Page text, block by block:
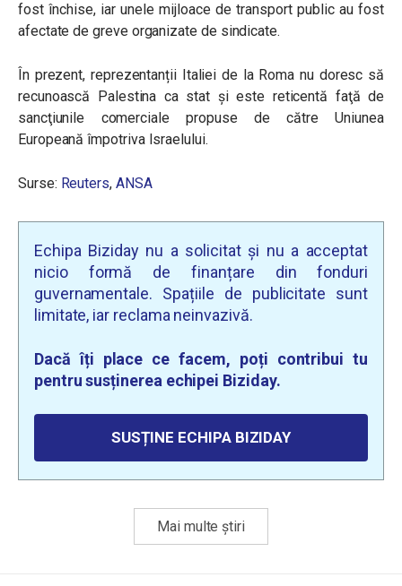
fost închise, iar unele mijloace de transport public au fost
afectate de greve organizate de sindicate.
În prezent, reprezentanții Italiei de la Roma nu doresc să
recunoască Palestina ca stat şi este reticentă faţă de
sancţiunile comerciale propuse de către Uniunea
Europeană împotriva Israelului.
Surse: Reuters, ANSA
Echipa Biziday nu a solicitat și nu a acceptat
nicio formă de finanțare din fonduri
guvernamentale. Spațiile de publicitate sunt
limitate, iar reclama neinvazivă.
Dacă îți place ce facem, poți contribui tu
pentru susținerea echipei Biziday.
SUSȚINE ECHIPA BIZIDAY
Mai multe știri